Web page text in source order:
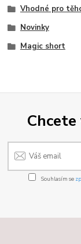
Vhodné pro
Novinky
Magic short
Souhlasím se